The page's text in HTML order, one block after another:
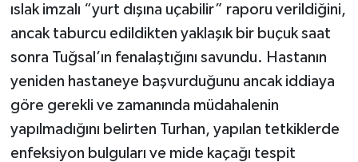
ıslak imzalı “yurt dışına uçabilir” raporu verildiğini,
ancak taburcu edildikten yaklaşık bir buçuk saat
sonra Tuğsal’ın fenalaştığını savundu. Hastanın
yeniden hastaneye başvurduğunu ancak iddiaya
göre gerekli ve zamanında müdahalenin
yapılmadığını belirten Turhan, yapılan tetkiklerde
enfeksiyon bulguları ve mide kaçağı tespit